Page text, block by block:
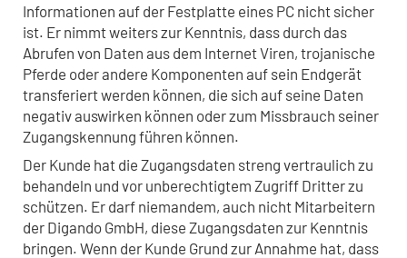
Informationen auf der Festplatte eines PC nicht sicher
ist. Er nimmt weiters zur Kenntnis, dass durch das
Abrufen von Daten aus dem Internet Viren, trojanische
Pferde oder andere Komponenten auf sein Endgerät
transferiert werden können, die sich auf seine Daten
negativ auswirken können oder zum Missbrauch seiner
Zugangskennung führen können.
Der Kunde hat die Zugangsdaten streng vertraulich zu
behandeln und vor unberechtigtem Zugriff Dritter zu
schützen. Er darf niemandem, auch nicht Mitarbeitern
der Digando GmbH, diese Zugangsdaten zur Kenntnis
bringen. Wenn der Kunde Grund zur Annahme hat, dass